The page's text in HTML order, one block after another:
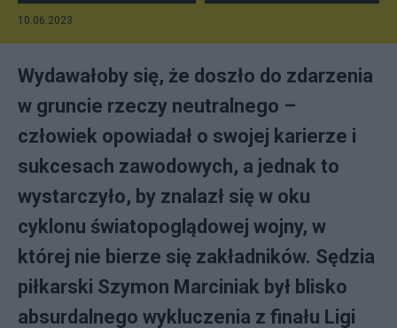
10.06.2023
Wydawałoby się, że doszło do zdarzenia
w gruncie rzeczy neutralnego –
człowiek opowiadał o swojej karierze i
sukcesach zawodowych, a jednak to
wystarczyło, by znalazł się w oku
cyklonu światopoglądowej wojny, w
której nie bierze się zakładników. Sędzia
piłkarski Szymon Marciniak był blisko
absurdalnego wykluczenia z finału Ligi